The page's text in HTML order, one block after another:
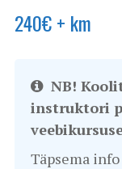
240€+ km
NB!
instruktori
Täpsema